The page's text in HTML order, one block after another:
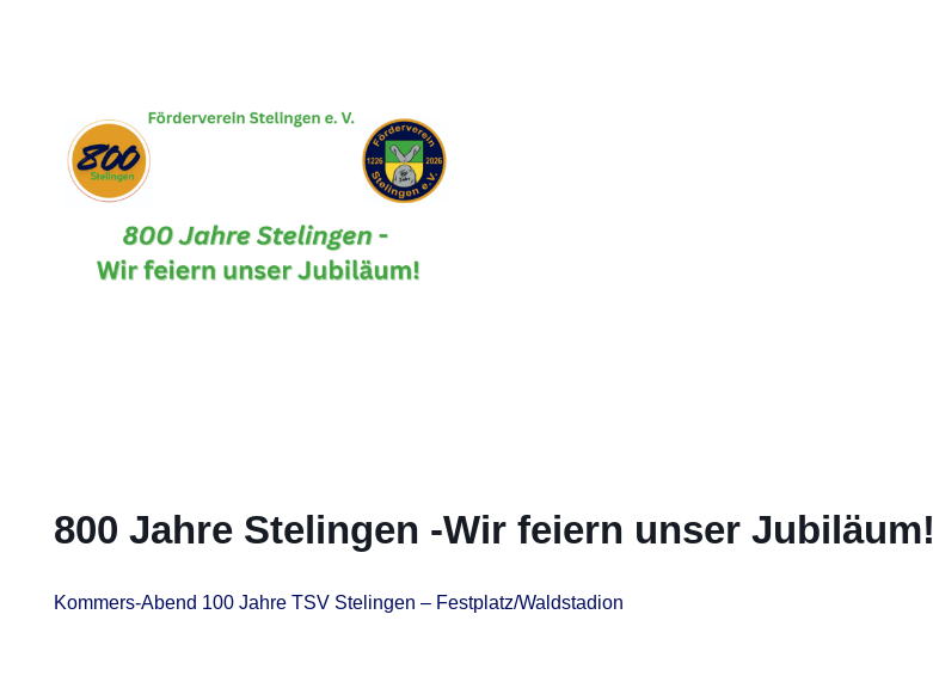
800 Jahre Stelingen -Wir feiern unser Jubiläum!
Kommers-Abend 100 Jahre TSV Stelingen – Festplatz/Waldstadion